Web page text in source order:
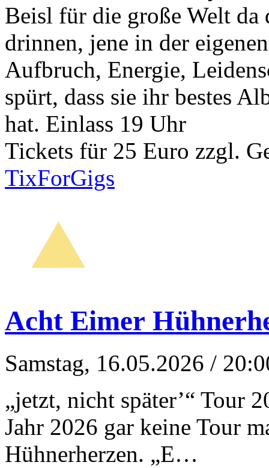
Beisl für die große Welt da
drinnen, jene in der
Aufbruch, Energie,
spürt, dass sie ihr bestes
hat. Einlass 19 Uhr
Tickets für 25 Euro zzgl.
TixForGigs
Acht Eimer
Samstag, 16.05.2026 /
„jetzt, nicht später’“ Tour
Jahr 2026 gar keine Tour
Hühnerherzen. „E…